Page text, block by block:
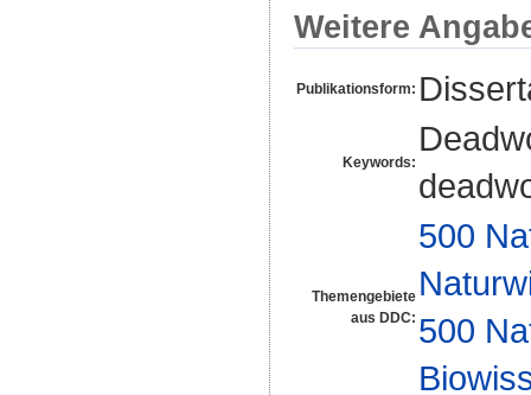
Weitere
Publikationsform:
Keywords:
Themengebiete
aus DDC:
500
500